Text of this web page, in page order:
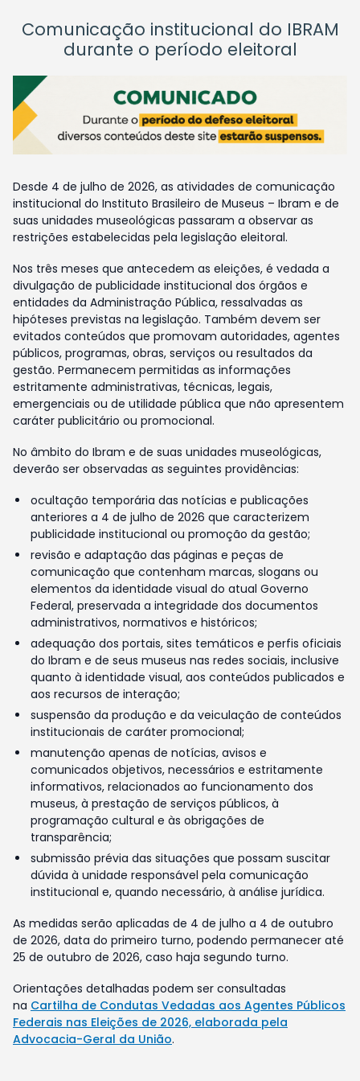
Comunicação institucional do IBRAM
durante o período eleitoral
Desde 4 de julho de 2026, as atividades de comunicação
institucional do Instituto Brasileiro de Museus – Ibram e de
suas unidades museológicas passaram a observar as
restrições estabelecidas pela legislação eleitoral.
Nos três meses que antecedem as eleições, é vedada a
divulgação de publicidade institucional dos órgãos e
entidades da Administração Pública, ressalvadas as
hipóteses previstas na legislação. Também devem ser
evitados conteúdos que promovam autoridades, agentes
públicos, programas, obras, serviços ou resultados da
gestão. Permanecem permitidas as informações
estritamente administrativas, técnicas, legais,
emergenciais ou de utilidade pública que não apresentem
caráter publicitário ou promocional.
No âmbito do Ibram e de suas unidades museológicas,
deverão ser observadas as seguintes providências:
ocultação temporária das notícias e publicações
anteriores a 4 de julho de 2026 que caracterizem
publicidade institucional ou promoção da gestão;
revisão e adaptação das páginas e peças de
comunicação que contenham marcas, slogans ou
elementos da identidade visual do atual Governo
Federal, preservada a integridade dos documentos
administrativos, normativos e históricos;
adequação dos portais, sites temáticos e perfis oficiais
do Ibram e de seus museus nas redes sociais, inclusive
quanto à identidade visual, aos conteúdos publicados e
aos recursos de interação;
suspensão da produção e da veiculação de conteúdos
institucionais de caráter promocional;
manutenção apenas de notícias, avisos e
comunicados objetivos, necessários e estritamente
informativos, relacionados ao funcionamento dos
museus, à prestação de serviços públicos, à
programação cultural e às obrigações de
transparência;
submissão prévia das situações que possam suscitar
dúvida à unidade responsável pela comunicação
institucional e, quando necessário, à análise jurídica.
As medidas serão aplicadas de 4 de julho a 4 de outubro
de 2026, data do primeiro turno, podendo permanecer até
25 de outubro de 2026, caso haja segundo turno.
Orientações detalhadas podem ser consultadas
na Cartilha de Condutas Vedadas aos Agentes Públicos
Federais nas Eleições de 2026, elaborada pela
Advocacia-Geral da União.